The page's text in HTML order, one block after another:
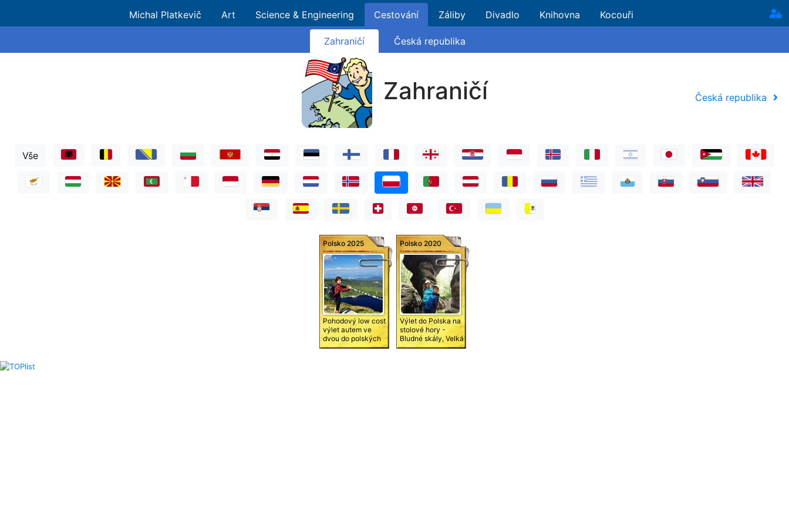
Michal Platkevič Art Science & Engineering Cestování Záliby Divadlo Knihovna Kocouři
Zahraničí Česká republika
Zahraničí Česká republika
Vše
Polsko 2025
Pohodový low cost
výlet autem ve
dvou do polských
Krkonoš na Sněžné
Polsko 2020
Výlet do Polska na
stolové hory -
Bludné skály, Velká
Hejšovina